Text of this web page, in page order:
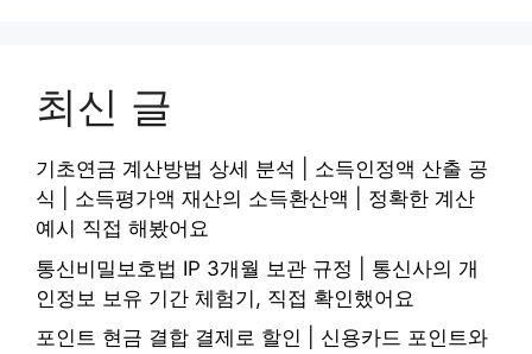
최신 글
기초연금 계산방법 상세 분석 | 소득인정액 산출 공
식 | 소득평가액 재산의 소득환산액 | 정확한 계산
예시 직접 해봤어요
통신비밀보호법 IP 3개월 보관 규정 | 통신사의 개
인정보 보유 기간 체험기, 직접 확인했어요
포인트 현금 결합 결제로 할인 | 신용카드 포인트와